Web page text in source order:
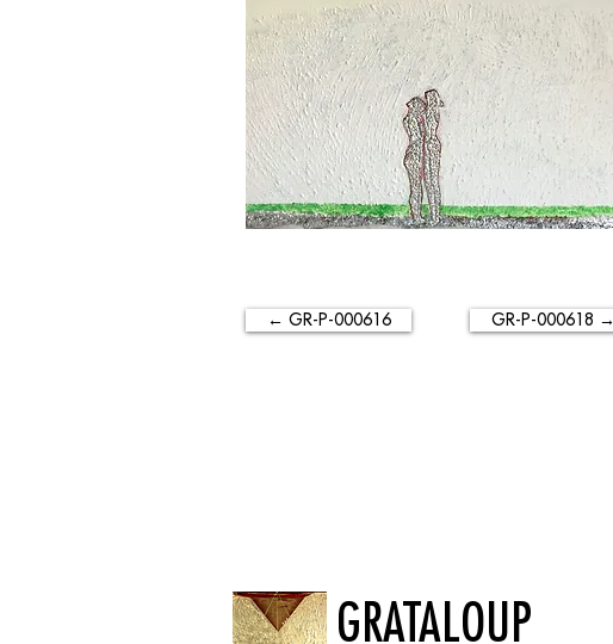
← GR-P-000616 GR-P-000618 →
GRATALOUP